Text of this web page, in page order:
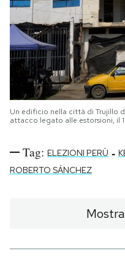
Un edificio nella città di Trujillo
attacco legato alle estorsioni, il
Tag: ELEZIONI PERÙ -
ROBERTO SÁNCHEZ